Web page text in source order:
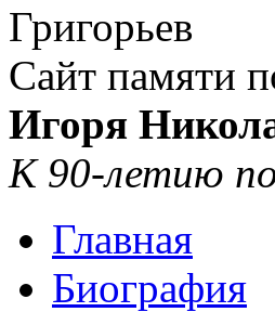
Сайт памяти
Игоря
К 90-летию
Главная
Биография